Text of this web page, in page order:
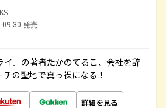
発売
イ』の著者たかのてるこ、会社を辞
の聖地で真っ裸になる！
詳細を見る